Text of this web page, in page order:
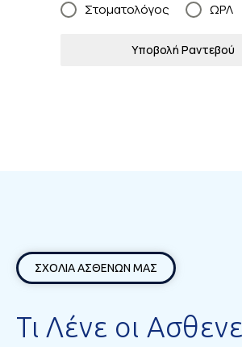
Στοματολόγος
ΩΡΛ
Υποβολή Ραντεβού
ΣΧΟΛΙΑ ΑΣΘΕΝΩΝ ΜΑΣ
Τι Λένε οι